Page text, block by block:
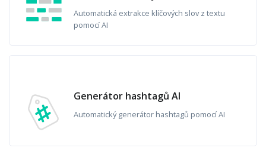
Automatická extrakce klíčových slov z textu
pomocí AI
Generátor hashtagů AI
Automatický generátor hashtagů pomocí AI